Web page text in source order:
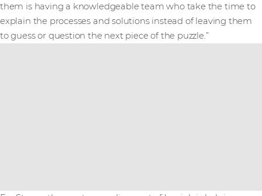
them is having a knowledgeable team who take the time to
explain the processes and solutions instead of leaving them
to guess or question the next piece of the puzzle.”